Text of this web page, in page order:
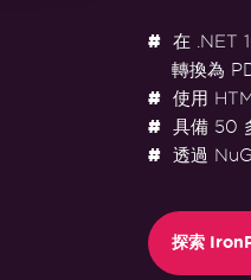
在 .NET
轉換為
使用
具備 50
透過
探索